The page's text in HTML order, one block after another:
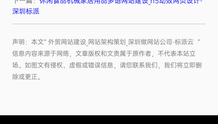
深圳标派
声明：本文“ 外贸网站建设_网站架构策划_深圳做网站公司-标派云 ”
信息内容来源于网络，文章版权和文责属于原作者，不代表本站立
场。如图文有侵权、虚假或错误信息，请您联系我们，我们将立即删
除或更正。